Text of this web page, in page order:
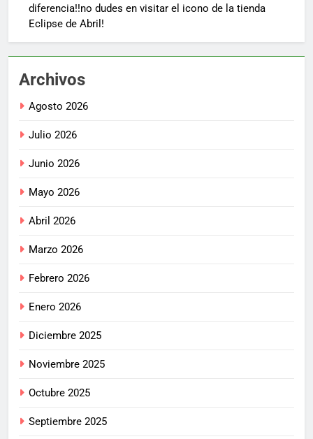
diferencia!!no dudes en visitar el icono de la tienda
Eclipse de Abril!
Archivos
Agosto 2026
Julio 2026
Junio 2026
Mayo 2026
Abril 2026
Marzo 2026
Febrero 2026
Enero 2026
Diciembre 2025
Noviembre 2025
Octubre 2025
Septiembre 2025